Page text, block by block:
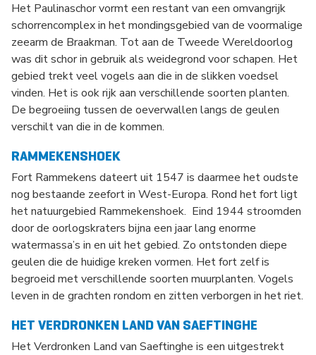
Het Paulinaschor vormt een restant van een omvangrijk
schorrencomplex in het mondingsgebied van de voormalige
zeearm de Braakman. Tot aan de Tweede Wereldoorlog
was dit schor in gebruik als weidegrond voor schapen. Het
gebied trekt veel vogels aan die in de slikken voedsel
vinden. Het is ook rijk aan verschillende soorten planten.
De begroeiing tussen de oeverwallen langs de geulen
verschilt van die in de kommen.
RAMMEKENSHOEK
Fort Rammekens dateert uit 1547 is daarmee het oudste
nog bestaande zeefort in West-Europa. Rond het fort ligt
het natuurgebied Rammekenshoek. Eind 1944 stroomden
door de oorlogskraters bijna een jaar lang enorme
watermassa’s in en uit het gebied. Zo ontstonden diepe
geulen die de huidige kreken vormen. Het fort zelf is
begroeid met verschillende soorten muurplanten. Vogels
leven in de grachten rondom en zitten verborgen in het riet.
HET VERDRONKEN LAND VAN SAEFTINGHE
Het Verdronken Land van Saeftinghe is een uitgestrekt